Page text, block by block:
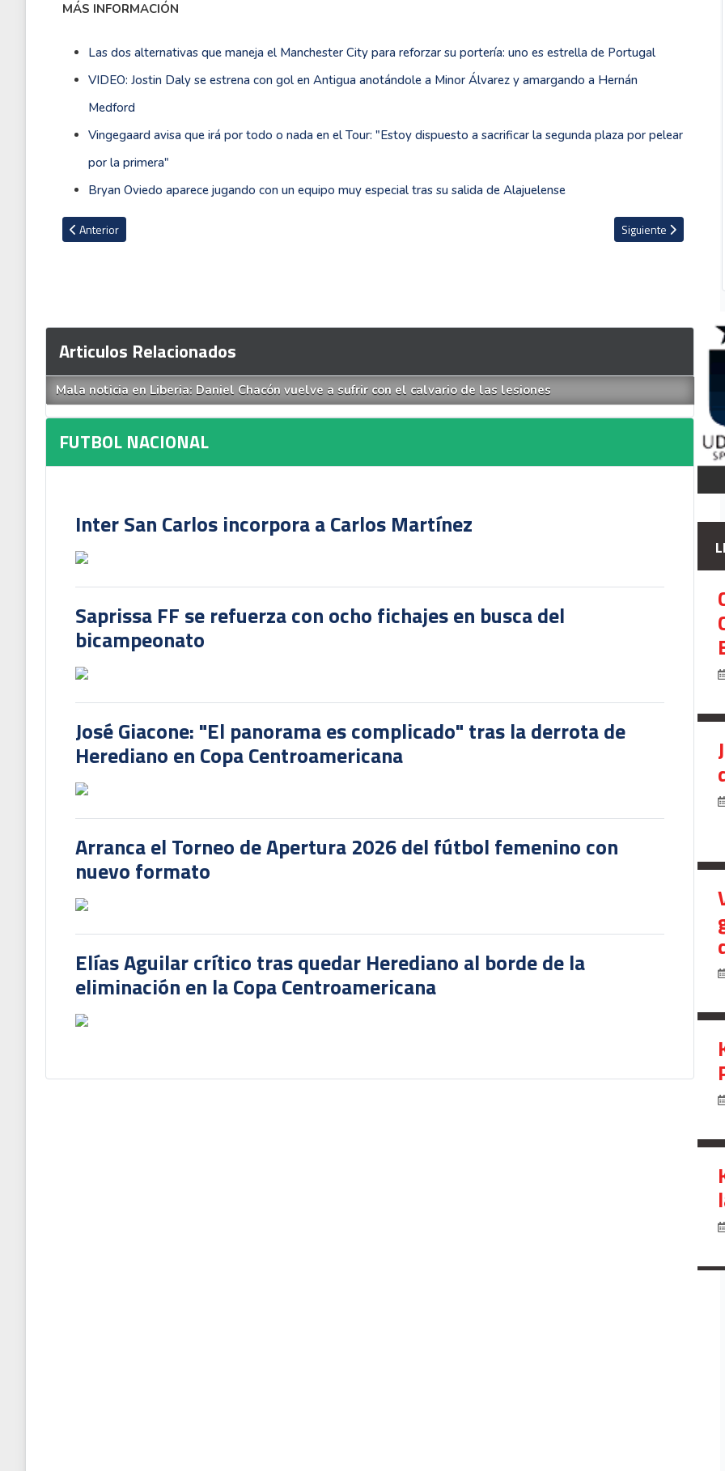
MÁS INFORMACIÓN
Las dos alternativas que maneja el Manchester City para reforzar su portería: uno es estrella de Portugal
VIDEO: Jostin Daly se estrena con gol en Antigua anotándole a Minor Álvarez y amargando a Hernán
Medford
Vingegaard avisa que irá por todo o nada en el Tour: "Estoy dispuesto a sacrificar la segunda plaza por pelear
por la primera"
Bryan Oviedo aparece jugando con un equipo muy especial tras su salida de Alajuelense
Artículo anterior: VIDEO: El nuevo puesto de Yendrick Ruiz en Herediano
Anterior Artículo siguiente:
Siguiente
Articulos Relacionados
Mala noticia en Liberia: Daniel Chacón vuelve a sufrir con el calvario de las lesiones
FUTBOL NACIONAL
Inter San Carlos incorpora a Carlos Martínez
Saprissa FF se refuerza con ocho fichajes en busca del
bicampeonato
José Giacone: "El panorama es complicado" tras la derrota de
Herediano en Copa Centroamericana
Arranca el Torneo de Apertura 2026 del fútbol femenino con
nuevo formato
Elías Aguilar crítico tras quedar Herediano al borde de la
eliminación en la Copa Centroamericana